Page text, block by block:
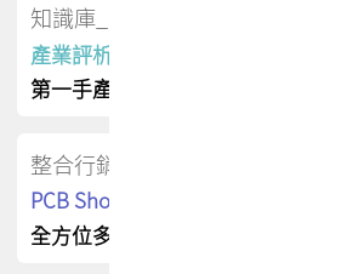
知識庫_會員專屬
產業評析報告
第一手產業資訊
整合行銷
PCB Shop 採購指南
全方位多元曝光方案